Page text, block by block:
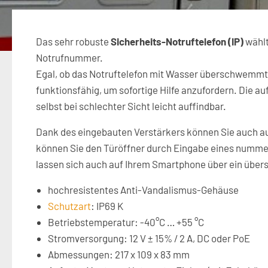
Das sehr robuste Sicherheits-Notruftelefon (IP)
Notrufnummer.
Egal, ob das Notruftelefon mit Wasser
funktionsfähig, um sofortige Hilfe anzufordern. Die
selbst bei schlechter Sicht leicht auffindbar.
Dank des eingebauten Verstärkers können Sie auch
können Sie den Türöffner durch Eingabe eines
lassen sich auch auf Ihrem Smartphone über ein
hochresistentes Anti-Vandalismus-Gehäuse
Schutzart: IP69 K
Betriebstemperatur: -40°C … +55 °C
Stromversorgung: 12 V ± 15% / 2 A, DC oder PoE
Abmessungen: 217 x 109 x 83 mm